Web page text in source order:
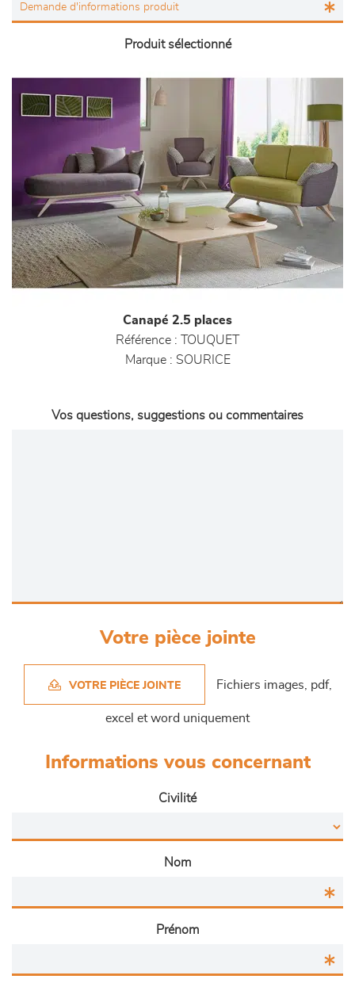
Produit sélectionné
Canapé 2.5 places
Référence : TOUQUET
Marque : SOURICE
Vos questions, suggestions ou commentaires
Votre pièce jointe
VOTRE PIÈCE JOINTE Fichiers images, pdf,
excel et word uniquement
Informations vous concernant
Civilité
Nom
Prénom